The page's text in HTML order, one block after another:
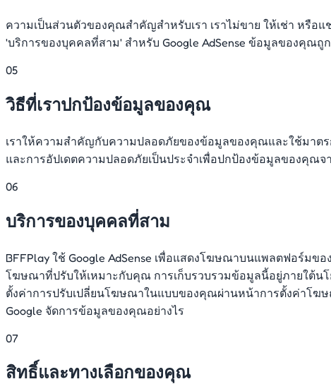
ความเป็นส่วนตัวของคุณสำคัญสำหรับเรา เราไม่ขาย ให้เช่า หรื
'บริการของบุคคลที่สาม' สำหรับ Google AdSense ข้อมูลของคุณถู
05
วิธีที่เราปกป้องข้อมูลของคุณ
เราให้ความสำคัญกับความปลอดภัยของข้อมูลของคุณและใช้มาต
และการอัปเดตความปลอดภัยเป็นประจำเพื่อปกป้องข้อมูลของคุณ
06
บริการของบุคคลที่สาม
BFFPlay ใช้ Google AdSense เพื่อแสดงโฆษณาบนแพลตฟอร์มข
โฆษณาที่ปรับให้เหมาะกับคุณ การเก็บรวบรวมข้อมูลนี้อยู่ภายใต้น
ตั้งค่าการปรับเปลี่ยนโฆษณาในแบบของคุณผ่านหน้าการตั้งค่าโฆษ
Google จัดการข้อมูลของคุณอย่างไร
07
สิทธิ์และทางเลือกของคุณ